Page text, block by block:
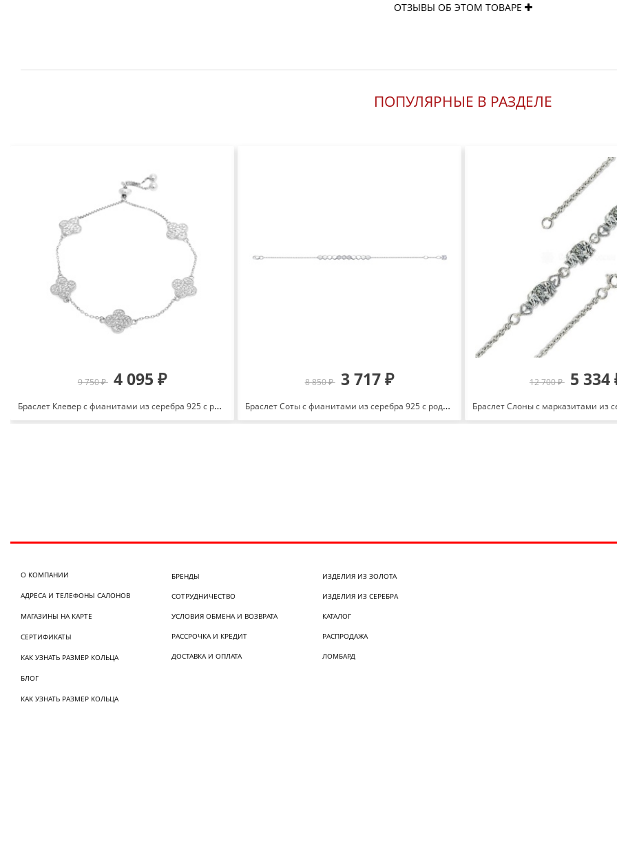
ОТЗЫВЫ ОБ ЭТОМ ТОВАРЕ
ПОПУЛЯРНЫЕ В РАЗДЕЛЕ
9 750 ₽ 4 095 ₽
Браслет Клевер с фианитами из серебра 925 с родированием 641146
8 850 ₽ 3 717 ₽
Браслет Соты с фианитами из серебра 925 с родированием с7707739
12 700 ₽ 5 334
О КОМПАНИИ
АДРЕСА И ТЕЛЕФОНЫ САЛОНОВ
МАГАЗИНЫ НА КАРТЕ
СЕРТИФИКАТЫ
КАК УЗНАТЬ РАЗМЕР КОЛЬЦА
БЛОГ
КАК УЗНАТЬ РАЗМЕР КОЛЬЦА
БРЕНДЫ
СОТРУДНИЧЕСТВО
УСЛОВИЯ ОБМЕНА И ВОЗВРАТА
РАССРОЧКА И КРЕДИТ
ДОСТАВКА И ОПЛАТА
ИЗДЕЛИЯ ИЗ ЗОЛОТА
ИЗДЕЛИЯ ИЗ СЕРЕБРА
КАТАЛОГ
РАСПРОДАЖА
ЛОМБАРД